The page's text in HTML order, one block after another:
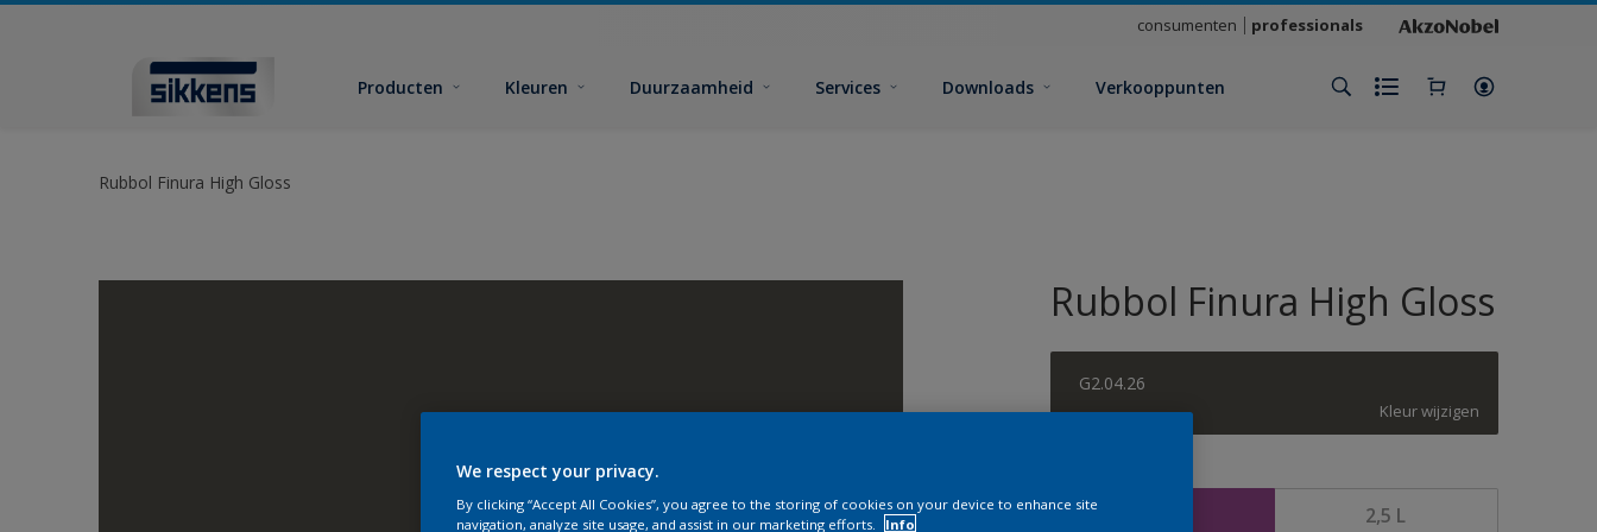
consumenten professionals
Producten Kleuren Duurzaamheid Services Downloads Verkooppunten
Rubbol Finura High Gloss
Rubbol Finura High Gloss
G2.04.26
Kleur wijzigen
2,5 L
We respect your privacy.
By clicking “Accept All Cookies”, you agree to the storing of cookies on your device to enhance site
navigation, analyze site usage, and assist in our marketing efforts.
Info